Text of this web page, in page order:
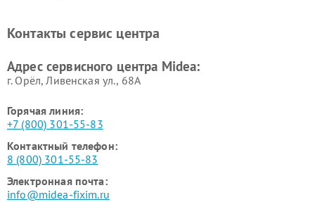
пылесосов Midea
Midea
Контакты сервис центра
Адрес сервисного центра Midea:
г. Орёл, Ливенская ул., 68А
Горячая линия:
+7 (800) 301-55-83
Контактный телефон:
8 (800) 301-55-83
Электронная почта:
info@midea-fixim.ru